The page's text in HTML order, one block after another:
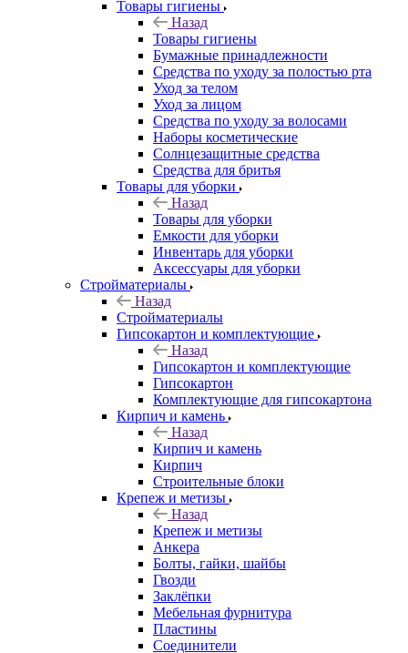
Товары гигиены
Назад
Товары гигиены
Бумажные принадлежности
Средства по уходу за полостью рта
Уход за телом
Уход за лицом
Средства по уходу за волосами
Наборы косметические
Солнцезащитные средства
Средства для бритья
Товары для уборки
Назад
Товары для уборки
Емкости для уборки
Инвентарь для уборки
Аксессуары для уборки
Стройматериалы
Назад
Стройматериалы
Гипсокартон и комплектующие
Назад
Гипсокартон и комплектующие
Гипсокартон
Комплектующие для гипсокартона
Кирпич и камень
Назад
Кирпич и камень
Кирпич
Строительные блоки
Крепеж и метизы
Назад
Крепеж и метизы
Анкера
Болты, гайки, шайбы
Гвозди
Заклёпки
Мебельная фурнитура
Пластины
Соединители